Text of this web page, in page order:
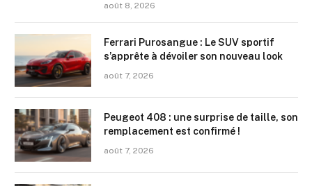
août 8, 2026
Ferrari Purosangue : Le SUV sportif
s’apprête à dévoiler son nouveau look
août 7, 2026
Peugeot 408 : une surprise de taille, son
remplacement est confirmé !
août 7, 2026